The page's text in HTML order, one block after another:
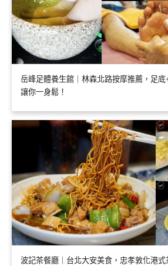
岳峰足體養生館｜林森北路按摩推薦，足
讓你一身鬆！
波記茶餐廳｜台北大安美食，忠孝敦化港